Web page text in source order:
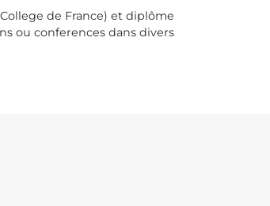
de France) et diplôme
ou conferences dans divers